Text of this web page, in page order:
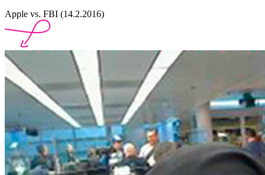
Apple vs. FBI (14.2.2016)